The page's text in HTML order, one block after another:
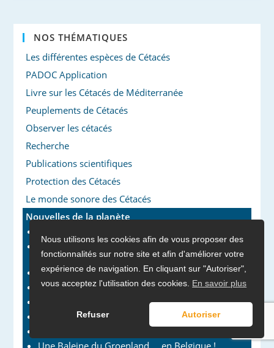
NOS THÉMATIQUES
Les différentes espèces de Cétacés
PADOC Application
Livre sur les Cétacés de Méditerranée
Peuplements de Cétacés
Observer les cétacés
Recherche
Publications scientifiques
Protection des Cétacés
Le monde sonore des Cétacés
Nouvelles de la planète
Le Poisson-lion, un nouveau venu plein
d’ambitions
Petits cétacés : 1,7% le pourcentage qui tue
Du Spitzberg à Tromso
Des Grampus mieux connus
Gilles, cétologue sur le terrain
De plus en plus de Marsouins en Belgique
Une Baleine du Groenland … en Belgique !
Nous utilisons les cookies afin de vous proposer des
fonctionnalités sur notre site et afin d'améliorer votre
expérience de navigation. En cliquant sur "Autoriser",
vous acceptez l'utilisation des cookies. En savoir plus
Refuser Autoriser